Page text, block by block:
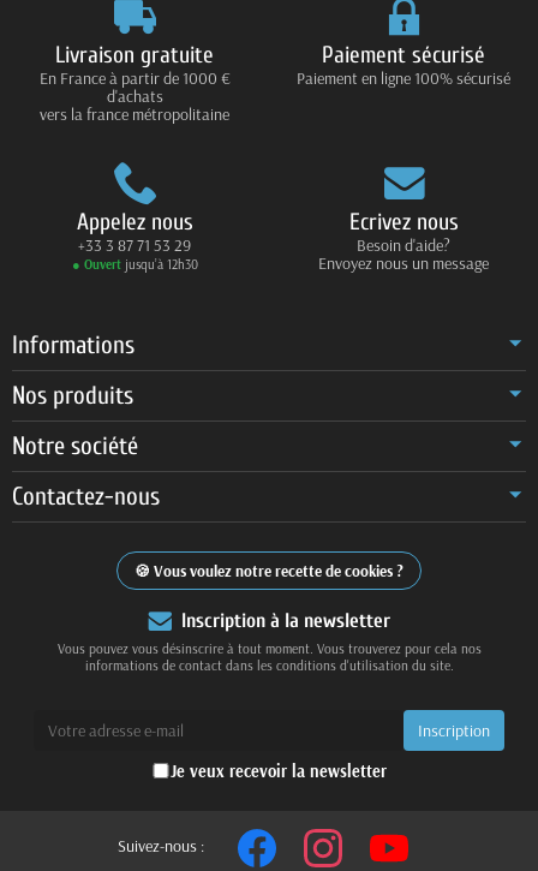
Livraison gratuite
En France à partir de 1000 €
d'achats
vers la france métropolitaine
Paiement sécurisé
Paiement en ligne 100% sécurisé
Appelez nous
+33 3 87 71 53 29
● Ouvertjusqu’à 12h30
Ecrivez nous
Besoin d'aide?
Envoyez nous un message
Informations
Nos produits
Notre société
Contactez-nous
Vous voulez notre recette de cookies ?
Inscription à la newsletter
Vous pouvez vous désinscrire à tout moment. Vous trouverez pour cela nos
informations de contact dans les conditions d'utilisation du site.
Je veux recevoir la newsletter
Suivez-nous :